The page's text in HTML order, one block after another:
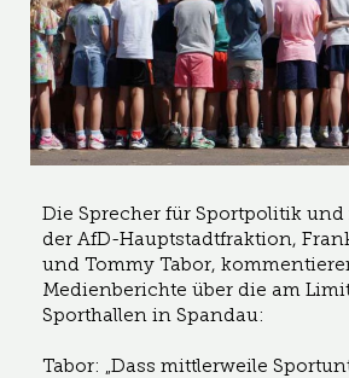
Die Sprecher für Sportpolitik
der AfD-Hauptstadtfraktion,
und Tommy Tabor,
Medienberichte über die am
Sporthallen in Spandau:
Tabor: „Dass mittlerweile